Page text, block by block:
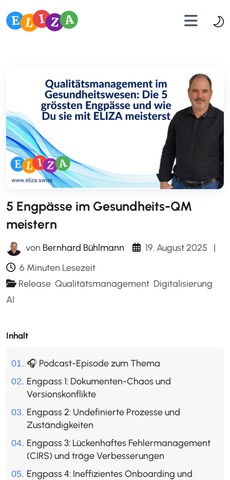
5 Engpässe im Gesundheits-QM
meistern
von Bernhard Bühlmann 19. August 2025
|
6 Minuten Lesezeit
Release Qualitätsmanagement Digitalisierung
AI
Inhalt
🎧 Podcast-Episode zum Thema
Engpass 1: Dokumenten-Chaos und
Versionskonflikte
Engpass 2: Undefinierte Prozesse und
Zuständigkeiten
Engpass 3: Lückenhaftes Fehlermanagement
(CIRS) und träge Verbesserungen
Engpass 4: Ineffizientes Onboarding und